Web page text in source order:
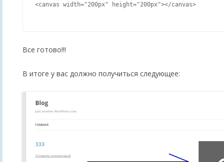
<canvas width="200px" height="200px"></canvas>
Все готово!!!
В итоге у вас должно получиться следующее: